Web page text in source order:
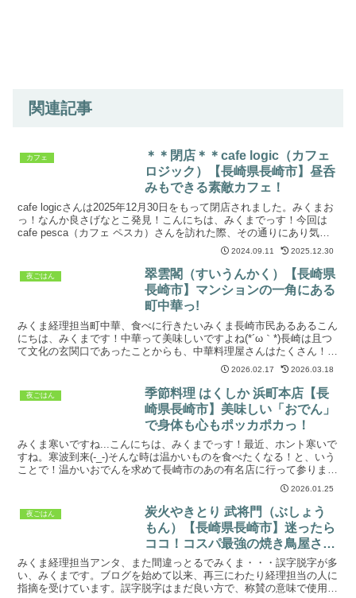
関連記事
カフェ
＊＊閉店＊＊cafe logic（カフェ
ロジック）【長崎県長崎市】昼呑
みもできる素敵カフェ！
cafe logicさんは2025年12月30日をもって閉店されました。みくまお
っ！なんか良さげなとこ発見！こんにちは、みくまでっす！今回は
cafe pesca（カフェ ペスカ）さんを訪れた際、その通りにあり気に
2024.09.11 2025.12.30
夜ごはん
翠雲閣（すいうんかく）【長崎県
長崎市】マンションの一角にある
町中華っ!
みくま経理担当町中華、食べに行きたいみくま長崎市民あるあるこん
にちは、みくまです！中華って美味しいですよね(*´ω｀*)長崎は且つ
て文化の玄関口であったことからも、中華料理屋さんはたくさん！ほ
いで経理担当の人は生粋の長崎市民。町中華を時々摂...
2026.02.17 2026.03.18
夜ごはん
季節料理 はくしか 浜町本店【長
崎県長崎市】美味しい「おでん」
で身体も心もポッカポカっ！
みくま寒いですね...こんにちは、みくまでっす！最近、ホント寒いで
すね。寒波到来(-_-)そんな時は温かいものを食べたくなる！と、いう
ことで！温かいおでんを求めて長崎市のあの有名店に行って参りまし
2026.01.25
夜ごはん
炭火やきとり 武将門（ぶしょう
もん）【長崎県長崎市】迷ったら
ココ！コスパ最強の焼き鳥屋さ
ん！
みくま経理担当アンタ、また間違っとるでみくま・・・誤字脱字が多
い、みくまです。ブログを始めて以来、再三にわたり経理担当の人に
指摘を受けています。誤字脱字はまだ良い方で、称賛の意味で使用し